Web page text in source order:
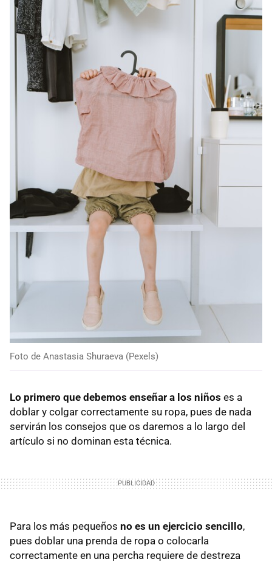
Foto de Anastasia Shuraeva (Pexels)
Lo primero que debemos enseñar a los niños es a
doblar y colgar correctamente su ropa, pues de nada
servirán los consejos que os daremos a lo largo del
artículo si no dominan esta técnica.
Para los más pequeños no es un ejercicio sencillo,
pues doblar una prenda de ropa o colocarla
correctamente en una percha requiere de destreza